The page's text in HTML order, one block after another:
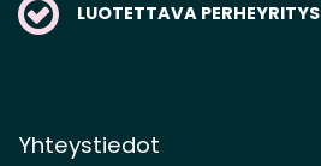
LUOTETTAVA PERHEYRITYS
Yhteystiedot